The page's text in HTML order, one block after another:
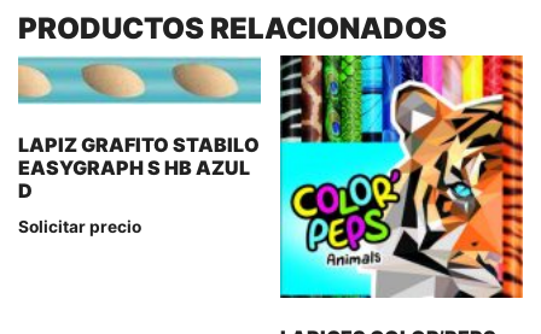
PRODUCTOS RELACIONADOS
LAPIZ GRAFITO STABILO
EASYGRAPH S HB AZUL
D
Solicitar precio